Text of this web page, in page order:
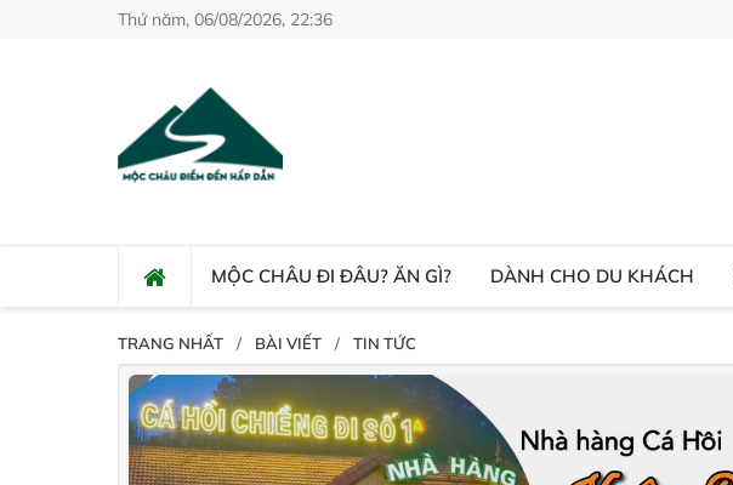
Thứ năm, 06/08/2026, 22:36
MỘC CHÂU ĐI ĐÂU? ĂN GÌ? DÀNH CHO DU KHÁCH
TRANG NHẤT BÀI VIẾT TIN TỨC